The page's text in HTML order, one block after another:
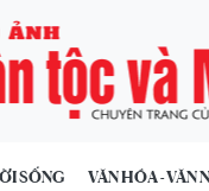
SỐNG VĂN HÓA - VĂN